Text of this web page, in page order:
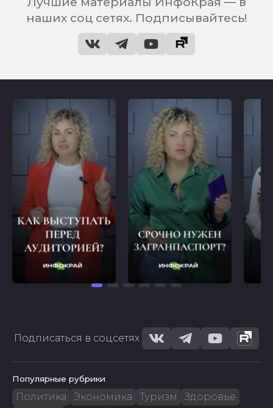
наших соц сетях. Подписывайтесь!
Подписаться в соцсетях
Популярные рубрики
Политика Экономика Туризм Здоровье